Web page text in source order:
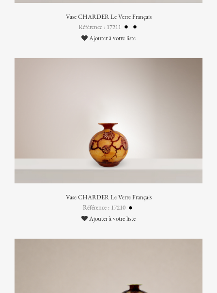
Vase CHARDER Le Verre Français
Référence : 17211
Ajouter à votre liste
Vase CHARDER Le Verre Français
Référence : 17210
Ajouter à votre liste